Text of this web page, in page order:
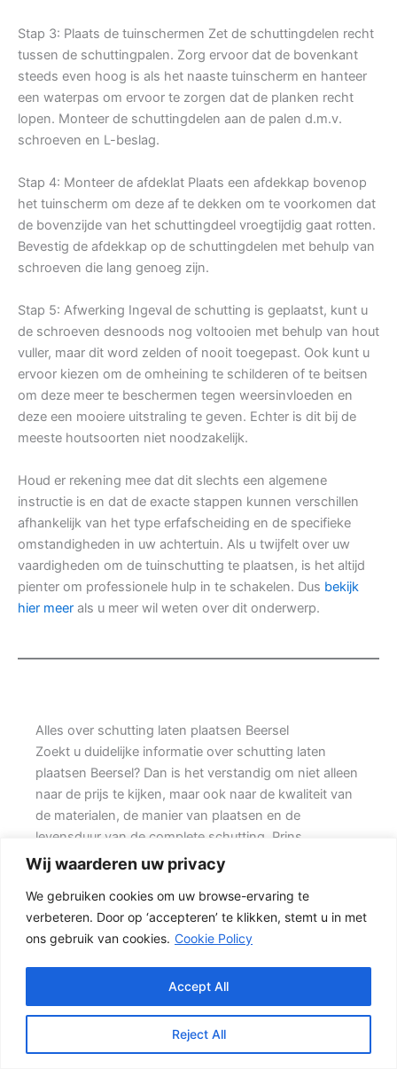
Wij waarderen uw privacy
We gebruiken cookies om uw browse-ervaring te
verbeteren. Door op ‘accepteren’ te klikken, stemt u in met
ons gebruik van cookies. Cookie Policy
Reject All
Accept All
Stap 3: Plaats de tuinschermen Zet de schuttingdelen recht
tussen de schuttingpalen. Zorg ervoor dat de bovenkant
steeds even hoog is als het naaste tuinscherm en hanteer
een waterpas om ervoor te zorgen dat de planken recht
lopen. Monteer de schuttingdelen aan de palen d.m.v.
schroeven en L-beslag.
Stap 4: Monteer de afdeklat Plaats een afdekkap bovenop
het tuinscherm om deze af te dekken om te voorkomen dat
de bovenzijde van het schuttingdeel vroegtijdig gaat rotten.
Bevestig de afdekkap op de schuttingdelen met behulp van
schroeven die lang genoeg zijn.
Stap 5: Afwerking Ingeval de schutting is geplaatst, kunt u
de schroeven desnoods nog voltooien met behulp van hout
vuller, maar dit word zelden of nooit toegepast. Ook kunt u
ervoor kiezen om de omheining te schilderen of te beitsen
om deze meer te beschermen tegen weersinvloeden en
deze een mooiere uitstraling te geven. Echter is dit bij de
meeste houtsoorten niet noodzakelijk.
Houd er rekening mee dat dit slechts een algemene
instructie is en dat de exacte stappen kunnen verschillen
afhankelijk van het type erfafscheiding en de specifieke
omstandigheden in uw achtertuin. Als u twijfelt over uw
vaardigheden om de tuinschutting te plaatsen, is het altijd
pienter om professionele hulp in te schakelen. Dus bekijk
hier meer als u meer wil weten over dit onderwerp.
Alles over schutting laten plaatsen Beersel
Zoekt u duidelijke informatie over schutting laten
plaatsen Beersel? Dan is het verstandig om niet alleen
naar de prijs te kijken, maar ook naar de kwaliteit van
de materialen, de manier van plaatsen en de
levensduur van de complete schutting. Prins
Schuttingen helpt klanten met grote achtertuinen en
Een nette tuinafscheiding vraagt om meer dan alleen
een paar schermen en palen. Wilt u vooral een luxe
uitstraling, dan kan een hout-beton schutting met
hoge betonplaat of zwarte accenten goed passen.
Daarbij spelen ook zaken mee zoals windbelasting,
hoogteverschillen, grondsoort, erfgrens en de
bereikbaarheid van de tuin.